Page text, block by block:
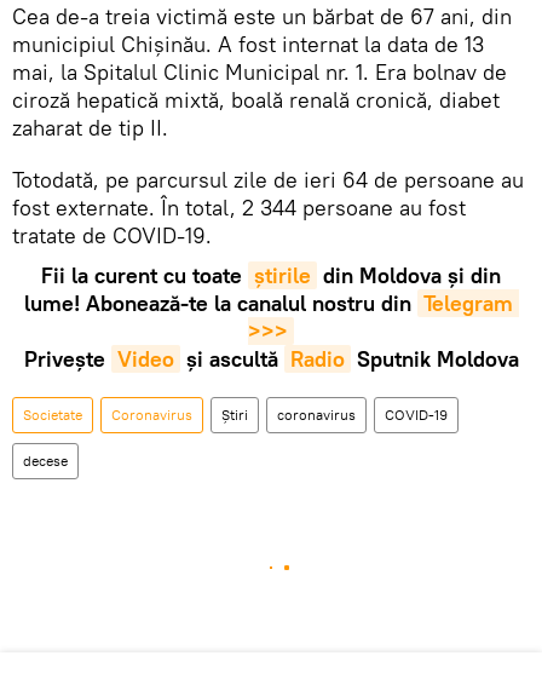
Cea de-a treia victimă este un bărbat de 67 ani, din
municipiul Chișinău. A fost internat la data de 13
mai, la Spitalul Clinic Municipal nr. 1. Era bolnav de
ciroză hepatică mixtă, boală renală cronică, diabet
zaharat de tip II.
Totodată, pe parcursul zile de ieri 64 de persoane au
fost externate. În total, 2 344 persoane au fost
tratate de COVID-19.
Fii la curent cu toate știrile din Moldova și din
lume! Abonează-te la canalul nostru din Telegram
>>>
Privește Video și ascultă Radio Sputnik Moldova
Societate Coronavirus Știri coronavirus COVID-19
decese